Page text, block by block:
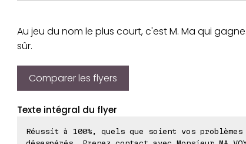
Au jeu du nom le plus court, c'est M. Ma qui
sûr.
Comparer les flyers
Texte intégral du flyer
Réussit à 100%, quels que soient vos